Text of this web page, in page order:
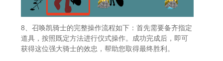
8、召唤凯骑士的完整操作流程如下：首先需要备齐指定
道具，按照既定方法进行仪式操作。成功完成后，即可
获得这位强大骑士的效忠，帮助您取得最终胜利。